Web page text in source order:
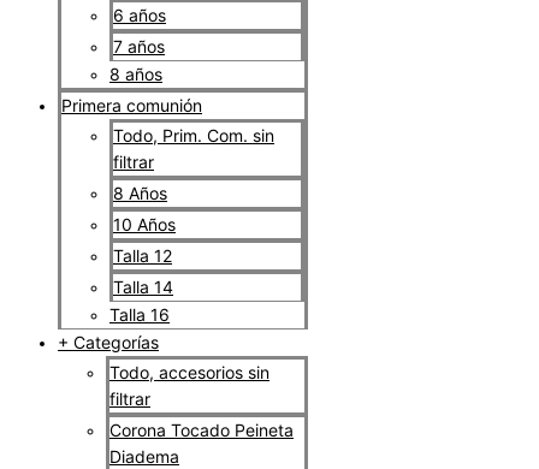
6 años
7 años
8 años
Primera comunión
Todo, Prim. Com. sin
filtrar
8 Años
10 Años
Talla 12
Talla 14
Talla 16
+ Categorías
Todo, accesorios sin
filtrar
Corona Tocado Peineta
Diadema